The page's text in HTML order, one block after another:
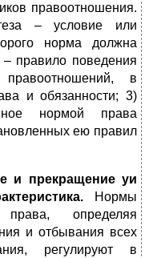
правоотношения.
– условие или
норма должна
– правило поведения
в
и обязанности; 3)
нормой права
ею правил
и прекращение уи
Нормы
права, определяя
и отбывания всех
регулируют в